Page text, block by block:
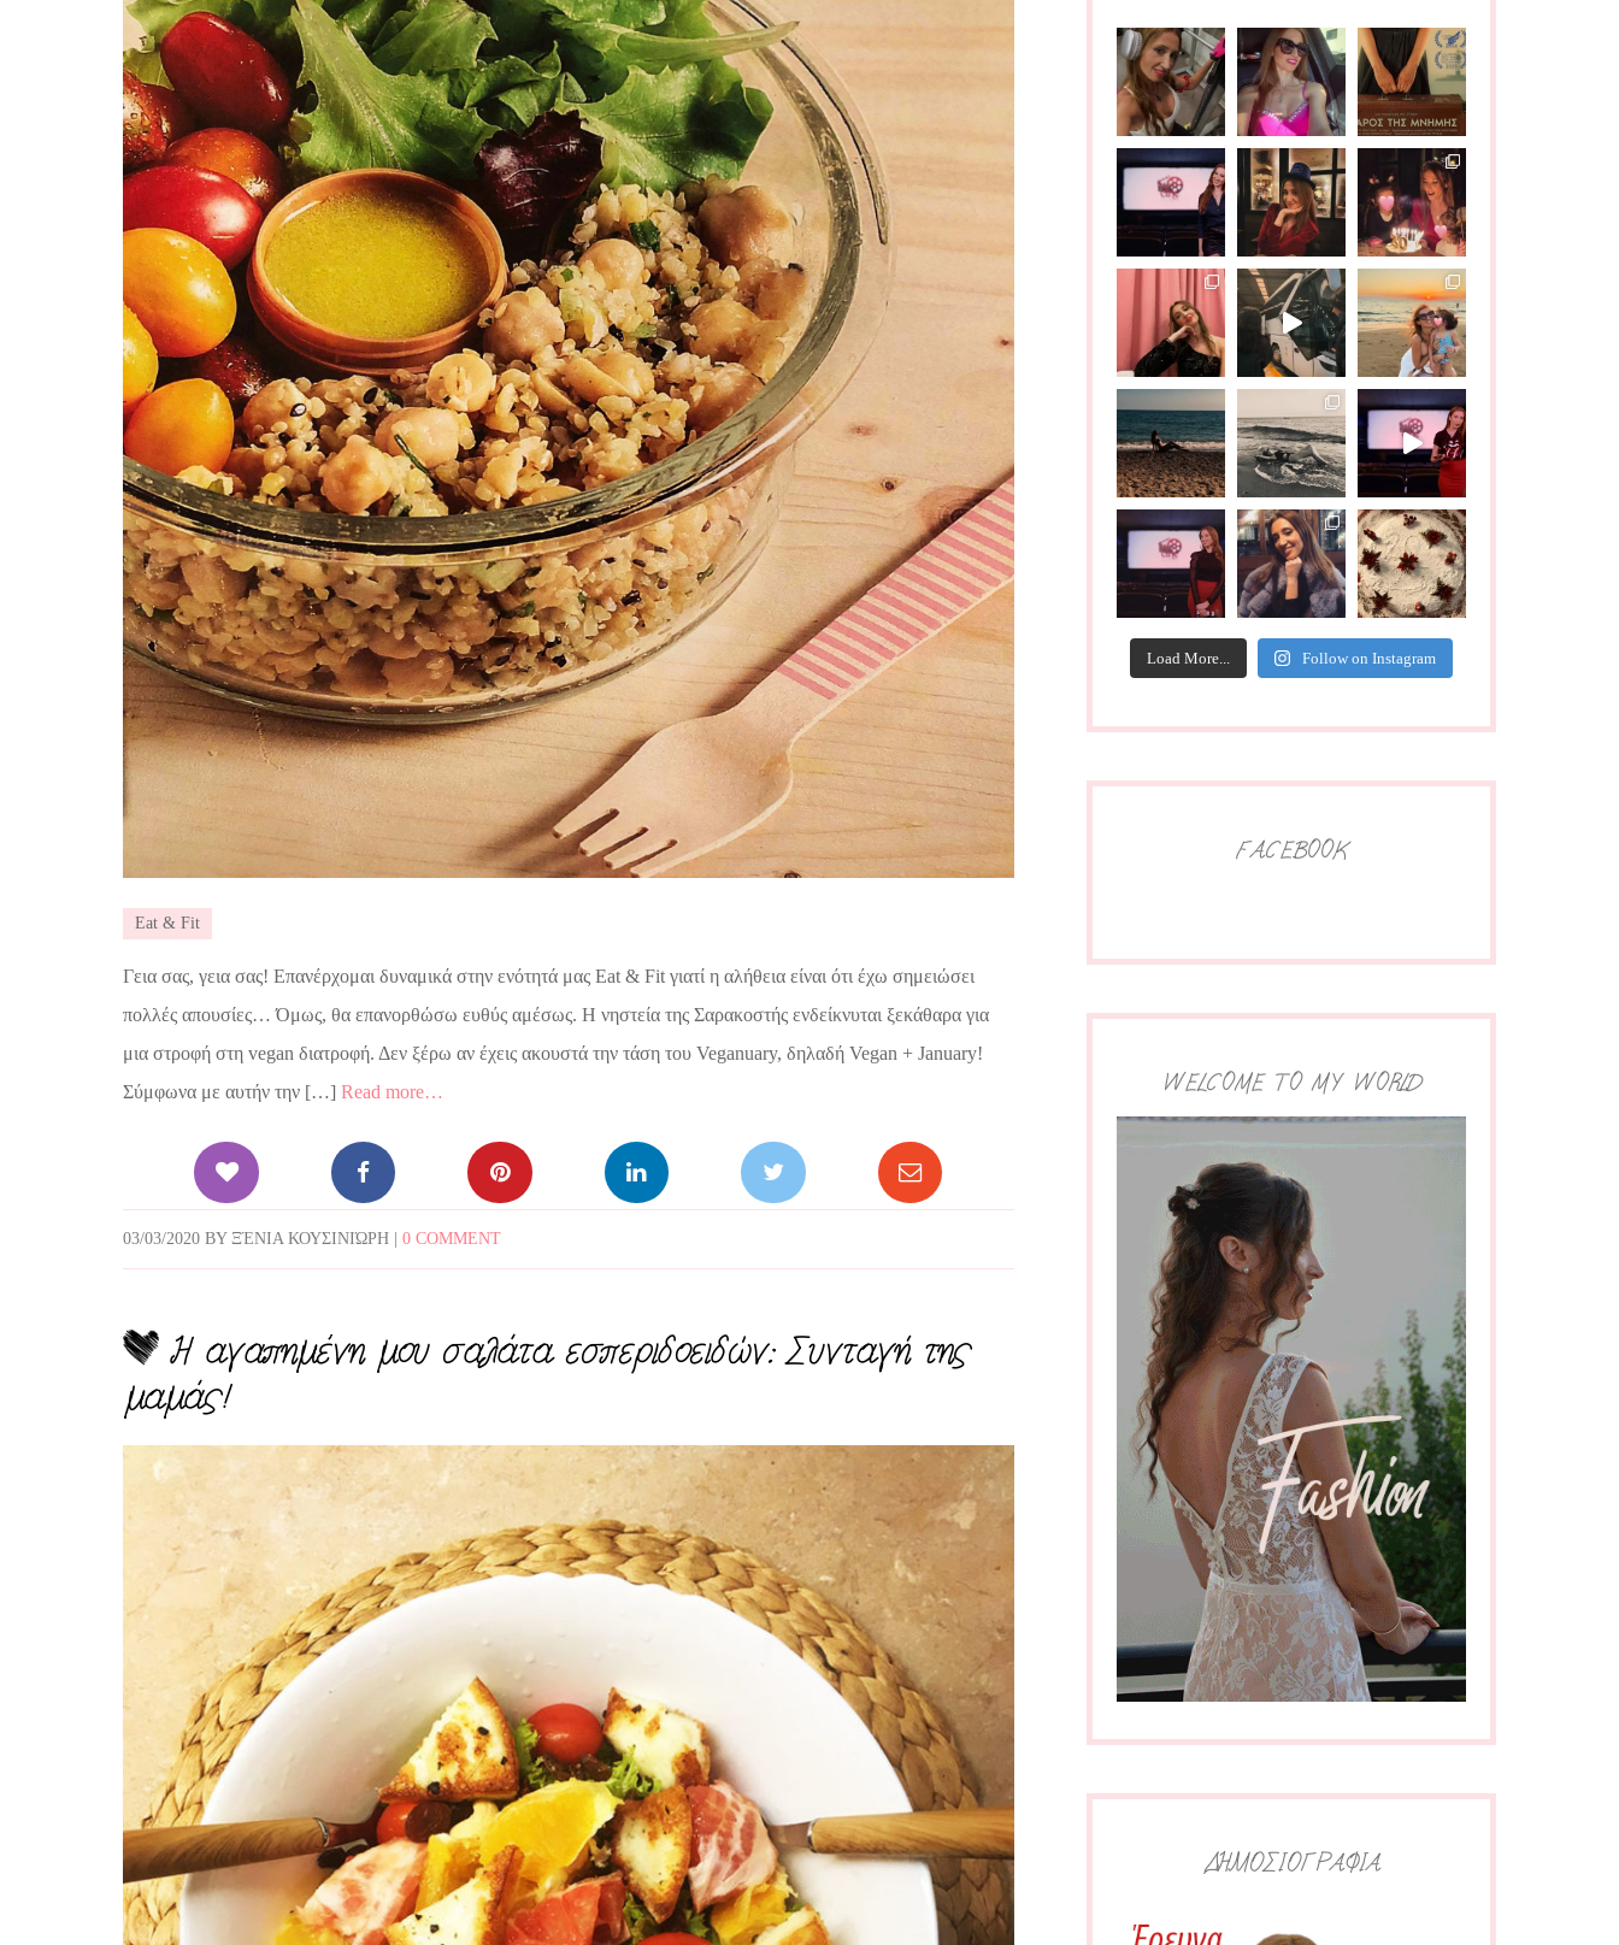
Eat & Fit
Γεια σας, γεια σας! Επανέρχομαι δυναμικά στην ενότητά μας Eat & Fit γιατί η αλήθεια είναι ότι έχω σημειώσει
πολλές απουσίες… Όμως, θα επανορθώσω ευθύς αμέσως. Η νηστεία της Σαρακοστής ενδείκνυται ξεκάθαρα για
μια στροφή στη vegan διατροφή. Δεν ξέρω αν έχεις ακουστά την τάση του Veganuary, δηλαδή Vegan + January!
Σύμφωνα με αυτήν την […] Read more…
03/03/2020 BY ΞΈΝΙΑ ΚΟΥΣΙΝΙΏΡΗ | 0 COMMENT
Η αγαπημένη μου σαλάτα εσπεριδοειδών: Συνταγή της
μαμάς!
Load More... Follow on Instagram
FACEBOOK
WELCOME TO MY WORLD
ΔΗΜΟΣΙΟΓΡΑΦΙΑ